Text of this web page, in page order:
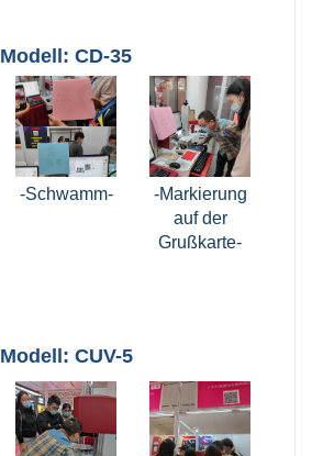
Modell: CD-35
-Schwamm-
-Markierung
auf der
Grußkarte-
Modell: CUV-5